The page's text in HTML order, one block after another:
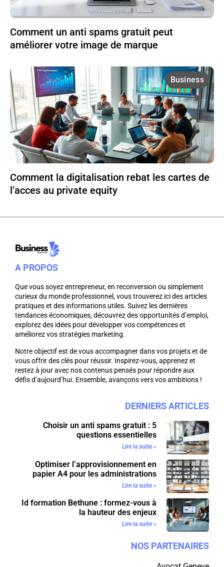
Comment un anti spams gratuit peut
améliorer votre image de marque
Business
Comment la digitalisation rebat les cartes de
l’acces au private equity
A PROPOS
Que vous soyez entrepreneur, en reconversion ou simplement
curieux du monde professionnel, vous trouverez ici des articles
pratiques et des informations utiles. Suivez les dernières
tendances économiques, découvrez des opportunités d’emploi,
explorez des idées pour développer vos compétences et
améliorez vos stratégies marketing.
Notre objectif est de vous accompagner dans vos projets et de
vous offrir des clés pour réussir. Inspirez-vous, apprenez et
restez à jour avec nos contenus pensés pour répondre aux
défis d’aujourd’hui. Ensemble, avançons vers vos ambitions !
DERNIERS ARTICLES
Choisir un anti spams gratuit : 5
questions essentielles
Lire la suite »
Optimiser l’approvisionnement en
papier A4 pour les administrations
Lire la suite »
Id formation Bethune : formez-vous à
la hauteur des enjeux
Lire la suite »
NOS PARTENAIRES